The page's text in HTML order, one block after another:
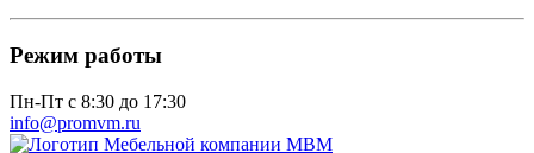
Режим работы
Пн-Пт с 8:30 до 17:30
info@promvm.ru